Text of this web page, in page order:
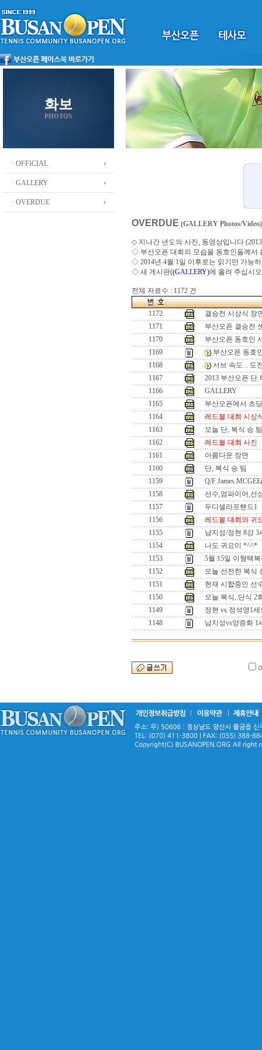
화보
PHOTOS
ㆍOFFICIAL
ㆍGALLERY
ㆍOVERDUE
OVERDUE (GALLERY Photos/Video)
◇ 지나간 년도의 사진, 동영상입니다
◇ 부산오픈 대회의 모습을 동호인들께서
◇ 2014년 4월 1일 이후로는 읽기만 가능
◇ 새 게시판((GALLERY)에 올려 주십시오
전체 자료수 : 1172 건
1172
결승전 시상식 장
1171
부산오픈 결승전
1170
부산오픈 동호인
1169
부산오픈 동호
1168
서브 속도... 도
1167
2013 부산오픈 단
1166
GALLERY
1165
부산오픈에서 초
1164
레드볼 대회 시상
1163
오늘 단, 복식 승 팀
1162
레드볼 대회 사진
1161
아름다운 장면
1160
단, 복식 승 팀
1159
Q/F James
1158
선수,엄파이어,선
1157
두디셀라포핸드1
1156
레드볼 대회와 귀
1155
남지성/정현 8강 3
1154
나도 귀요미 *^^*
1153
5월 15일 이형택
1152
오늘 선전한 복식
1151
현재 시합중인 선
1150
오늘 복식, 단식 2
1149
정현 vs 정석영1
1148
남지성vs양증화 1